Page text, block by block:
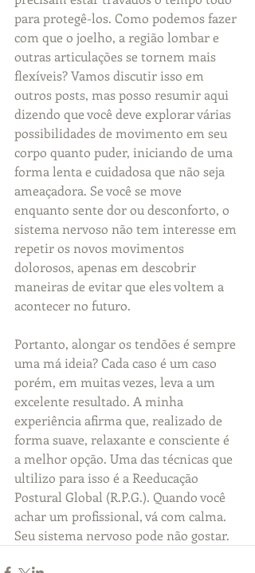
para protegê-los. Como podemos fazer
com que o joelho, a região lombar e
outras articulações se tornem mais
flexíveis? Vamos discutir isso em
outros posts, mas posso resumir aqui
dizendo que você deve explorar várias
possibilidades de movimento em seu
corpo quanto puder, iniciando de uma
forma lenta e cuidadosa que não seja
ameaçadora. Se você se move
enquanto sente dor ou desconforto, o
sistema nervoso não tem interesse em
repetir os novos movimentos
dolorosos, apenas em descobrir
maneiras de evitar que eles voltem a
acontecer no futuro.
Portanto, alongar os tendões é sempre
uma má ideia? Cada caso é um caso
porém, em muitas vezes, leva a um
excelente resultado. A minha
experiência afirma que, realizado de
forma suave, relaxante e consciente é
a melhor opção. Uma das técnicas que
ultilizo para isso é a Reeducação
Postural Global (R.P.G.). Quando você
achar um profissional, vá com calma.
Seu sistema nervoso pode não gostar.